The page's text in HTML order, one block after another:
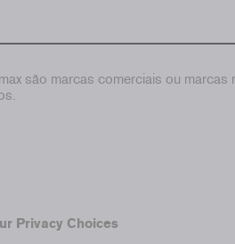
são marcas comerciais ou
Privacy Choices